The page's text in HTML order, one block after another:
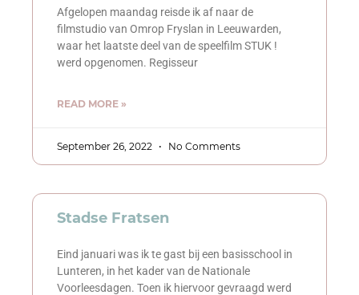
Afgelopen maandag reisde ik af naar de
filmstudio van Omrop Fryslan in Leeuwarden,
waar het laatste deel van de speelfilm STUK !
werd opgenomen. Regisseur
READ MORE »
September 26, 2022 No Comments
Stadse Fratsen
Eind januari was ik te gast bij een basisschool in
Lunteren, in het kader van de Nationale
Voorleesdagen. Toen ik hiervoor gevraagd werd